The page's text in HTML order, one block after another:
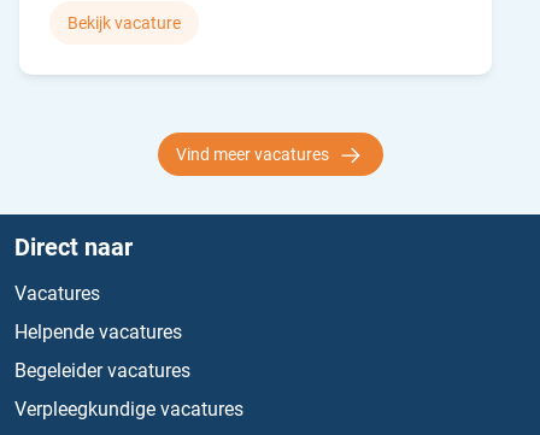
Bekijk vacature
Vind meer vacatures
Direct naar
Vacatures
Helpende vacatures
Begeleider vacatures
Verpleegkundige vacatures